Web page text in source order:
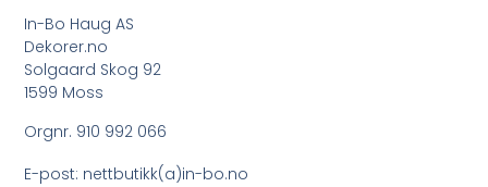
In-Bo Haug AS
Dekorer.no
Solgaard Skog 92
1599 Moss
Orgnr. 910 992 066
E-post: nettbutikk(a)in-bo.no